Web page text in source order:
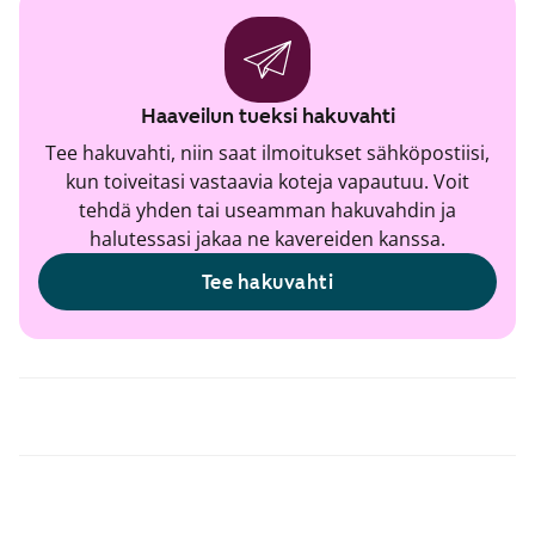
Haaveilun tueksi hakuvahti
Tee hakuvahti, niin saat ilmoitukset sähköpostiisi,
kun toiveitasi vastaavia koteja vapautuu. Voit
tehdä yhden tai useamman hakuvahdin ja
halutessasi jakaa ne kavereiden kanssa.
Tee hakuvahti